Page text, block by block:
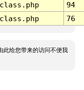
94
76
此给您带来的访问不便我